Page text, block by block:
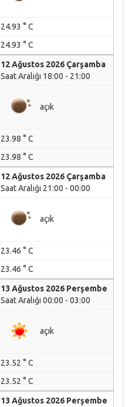
24.93 ° C
24.93 ° C
12 Ağustos 2026 Çarşamba
Saat Aralığı 18:00 - 21:00
açık
23.98 ° C
23.98 ° C
12 Ağustos 2026 Çarşamba
Saat Aralığı 21:00 - 00:00
açık
23.46 ° C
23.46 ° C
13 Ağustos 2026 Perşembe
Saat Aralığı 00:00 - 03:00
açık
23.52 ° C
23.52 ° C
13 Ağustos 2026 Perşembe